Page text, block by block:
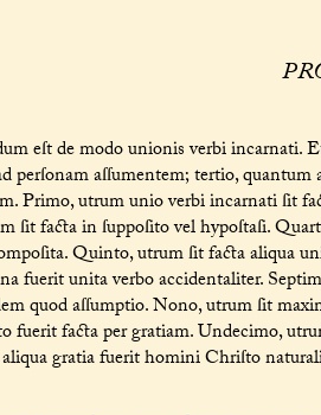
eſt de modo unionis verbi incarnati.
perſonam aſſumentem; tertio,
Primo, utrum unio verbi incarnati ſit
ſit facta in ſuppoſito vel hypoſtaſi.
Quinto, utrum ſit facta aliqua
fuerit unita verbo accidentaliter.
quod aſſumptio. Nono, utrum ſit
fuerit facta per gratiam. Undecimo,
gratia fuerit homini Chriſto